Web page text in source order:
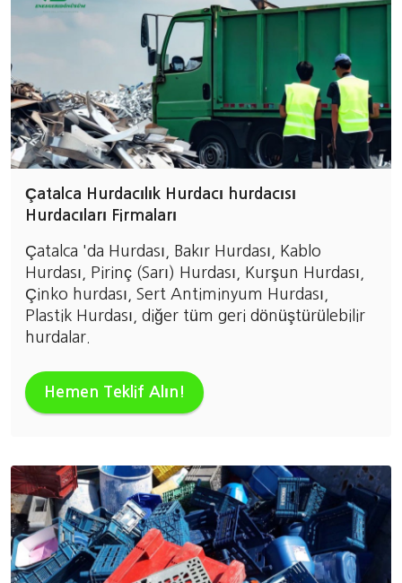
Çatalca Hurdacılık Hurdacı hurdacısı
Hurdacıları Firmaları
Çatalca 'da Hurdası, Bakır Hurdası, Kablo
Hurdası, Pirinç (Sarı) Hurdası, Kurşun Hurdası,
Çinko hurdası, Sert Antiminyum Hurdası,
Plastik Hurdası, diğer tüm geri dönüştürülebilir
hurdalar.
Hemen Teklif Alın!